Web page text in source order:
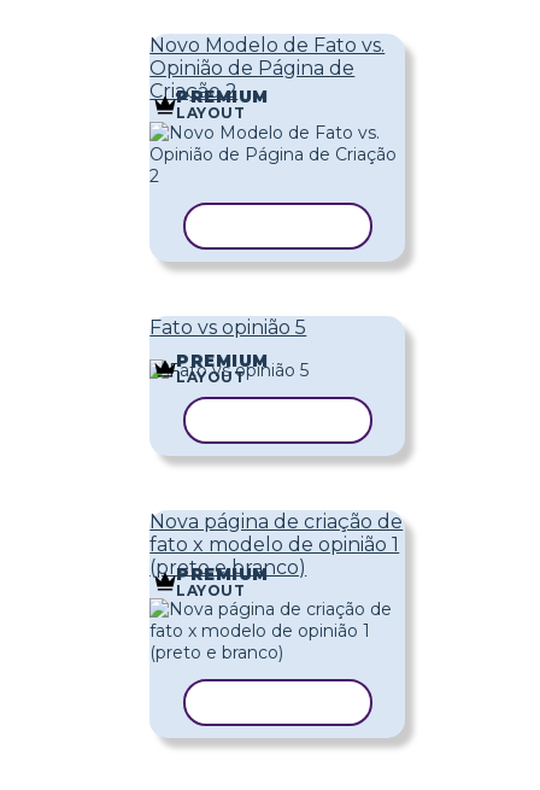
Novo Modelo de Fato vs.
Opinião de Página de
Criação 2
PREMIUM
LAYOUT
Fato vs opinião 5
PREMIUM
LAYOUT
Nova página de criação de
fato x modelo de opinião 1
(preto e branco)
PREMIUM
LAYOUT